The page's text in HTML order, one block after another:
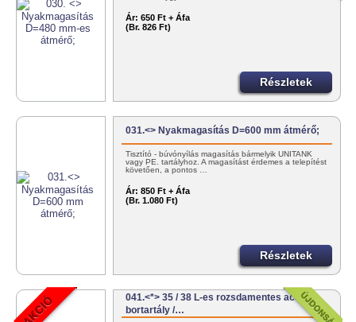
Ár: 650 Ft + Áfa
(Br. 826 Ft)
Részletek
031.<> Nyakmagasítás D=600 mm átmérő;
Tisztító - búvónyílás magasítás bármelyik UNITANK
vagy PE. tartályhoz. A magasítást érdemes a telepítést
követően, a pontos …
Ár: 850 Ft + Áfa
(Br. 1.080 Ft)
Részletek
041.<*> 35 / 38 L-es rozsdamentes acél
bortartály /…